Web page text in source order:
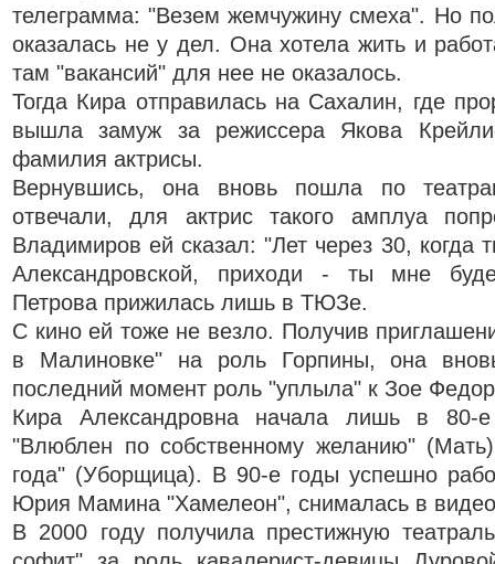
телеграмма: "Везем жемчужину смеха". Но
оказалась не у дел. Она хотела жить и
там "вакансий" для нее не оказалось.
Тогда Кира отправилась на Сахалин, где
вышла замуж за режиссера Якова
фамилия актрисы.
Вернувшись, она вновь пошла по
отвечали, для актрис такого амплуа
Владимиров ей сказал: "Лет через 30, когда
Александровской, приходи - ты мне
Петрова прижилась лишь в ТЮЗе.
С кино ей тоже не везло. Получив
в Малиновке" на роль Горпины, она
последний момент роль "уплыла" к Зое
Кира Александровна начала лишь в 80-
"Влюблен по собственному желанию"
года" (Уборщица). В 90-е годы успешно
Юрия Мамина "Хамелеон", снималась в
В 2000 году получила престижную